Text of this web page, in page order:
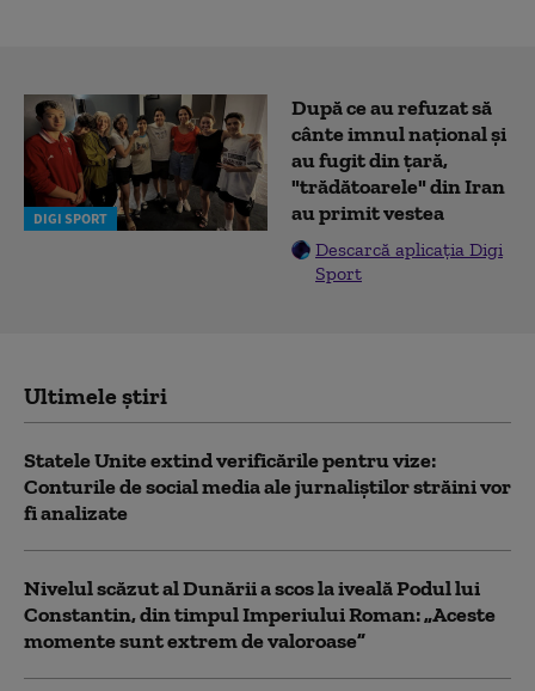
DIGI SPORT
După ce au refuzat să
cânte imnul naţional şi
au fugit din ţară,
"trădătoarele" din Iran
au primit vestea
Descarcă aplicația Digi
Sport
Ultimele știri
Statele Unite extind verificările pentru vize:
Conturile de social media ale jurnaliștilor străini vor
fi analizate
Nivelul scăzut al Dunării a scos la iveală Podul lui
Constantin, din timpul Imperiului Roman: „Aceste
momente sunt extrem de valoroase”